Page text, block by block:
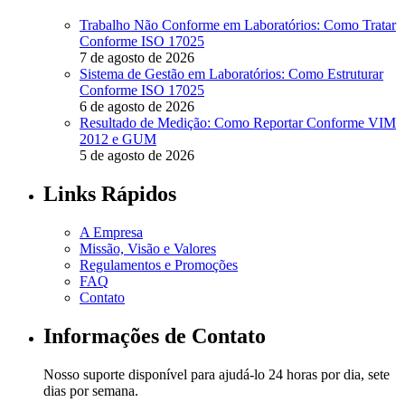
Trabalho Não Conforme em Laboratórios: Como Tratar
Conforme ISO 17025
7 de agosto de 2026
Sistema de Gestão em Laboratórios: Como Estruturar
Conforme ISO 17025
6 de agosto de 2026
Resultado de Medição: Como Reportar Conforme VIM
2012 e GUM
5 de agosto de 2026
Links Rápidos
A Empresa
Missão, Visão e Valores
Regulamentos e Promoções
FAQ
Contato
Informações de Contato
Nosso suporte disponível para ajudá-lo 24 horas por dia, sete
dias por semana.